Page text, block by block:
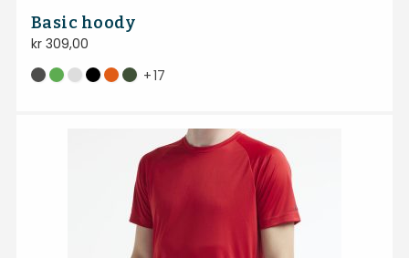
Basic hoody
kr309,00
+17